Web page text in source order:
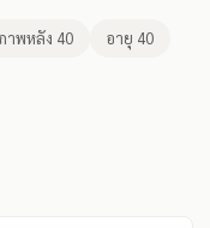
าพหลัง 40
อายุ 40